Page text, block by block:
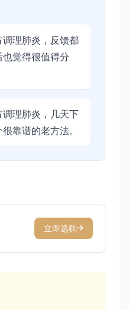
理肺炎，反馈都
觉得很值得分
理肺炎，几天下
靠谱的老方法。
立即选购